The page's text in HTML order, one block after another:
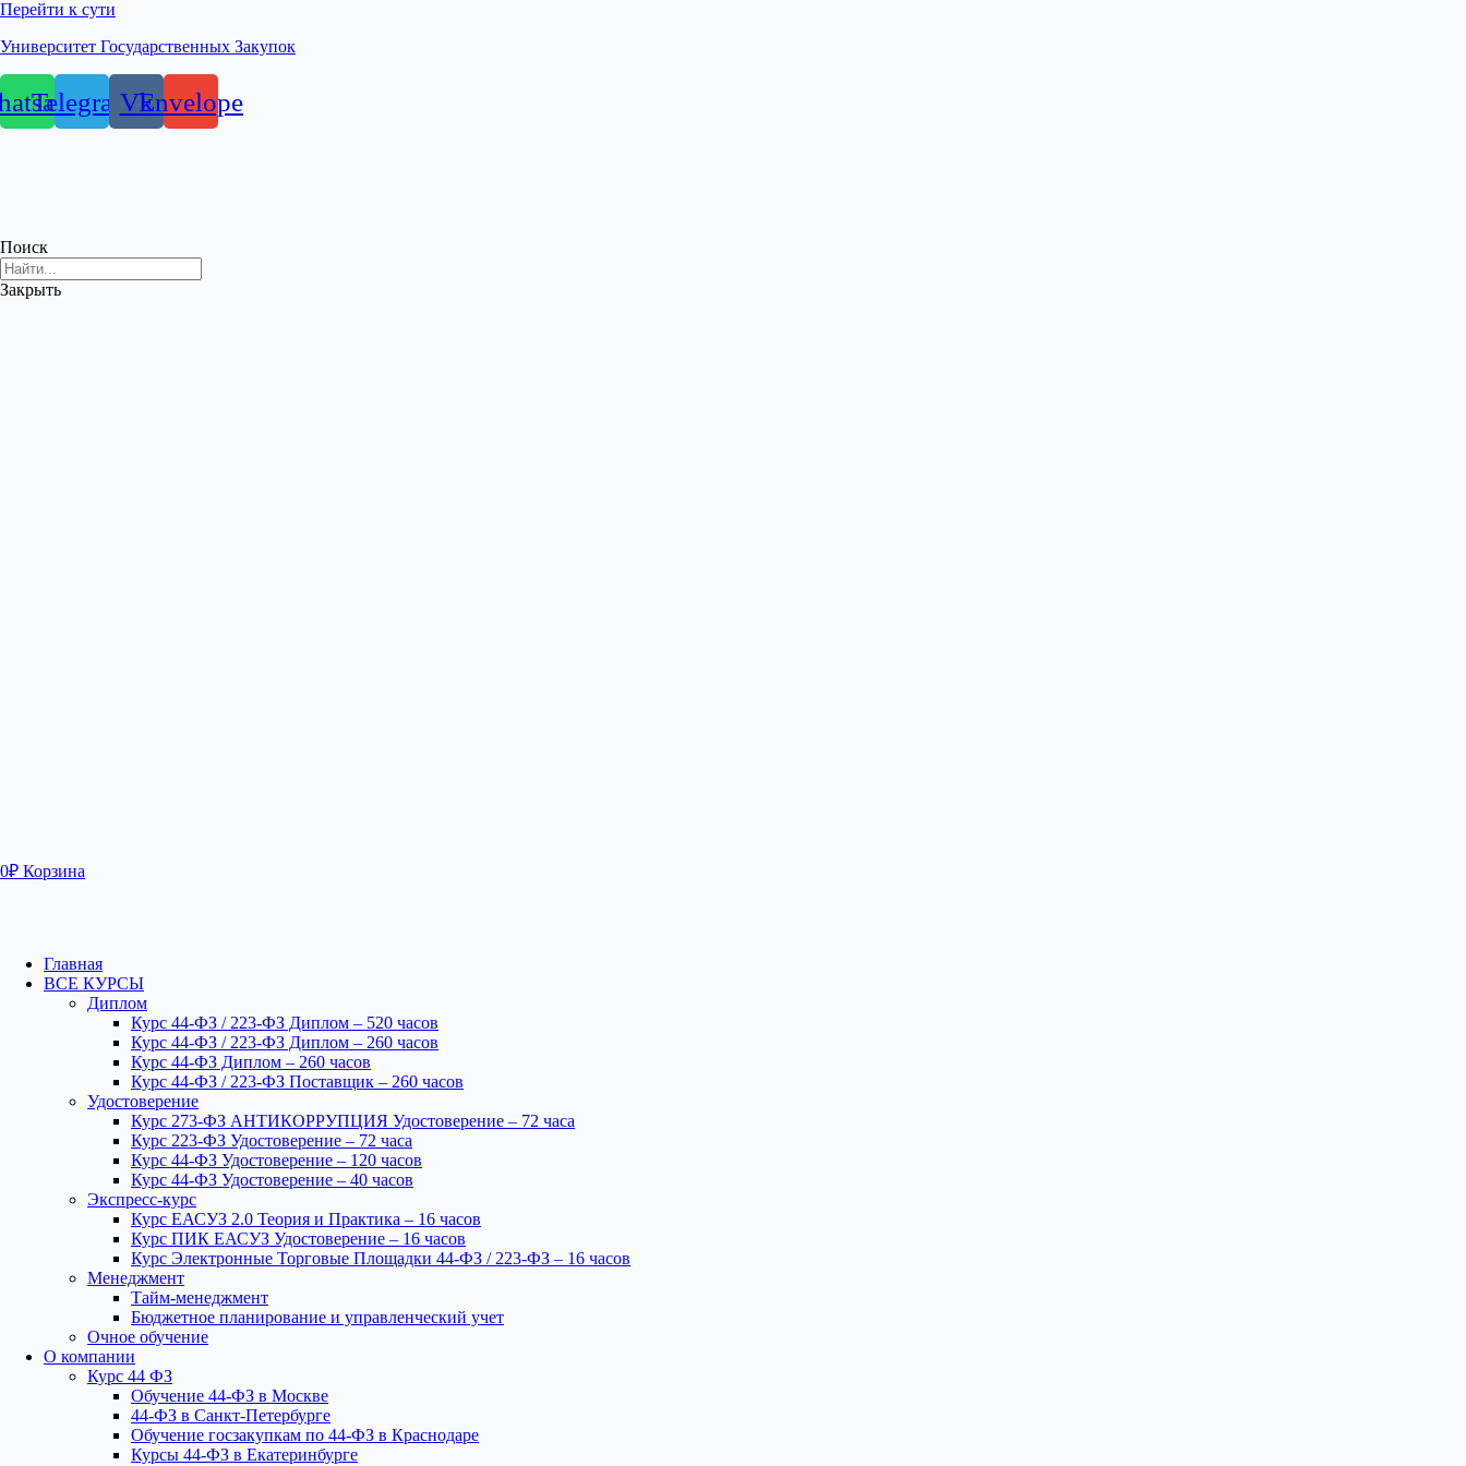
Перейти к сути
Университет Государственных Закупок
TelegramVkEnvelope
Поиск
Закрыть
0₽ Корзина
Главная
ВСЕ КУРСЫ
Диплом
Курс 44-ФЗ / 223-ФЗ Диплом – 520 часов
Курс 44-ФЗ / 223-ФЗ Диплом – 260 часов
Курс 44-ФЗ Диплом – 260 часов
Курс 44-ФЗ / 223-ФЗ Поставщик – 260 часов
Удостоверение
Курс 273-ФЗ АНТИКОРРУПЦИЯ Удостоверение – 72 часа
Курс 223-ФЗ Удостоверение – 72 часа
Курс 44-ФЗ Удостоверение – 120 часов
Курс 44-ФЗ Удостоверение – 40 часов
Экспресс-курс
Курс ЕАСУЗ 2.0 Теория и Практика – 16 часов
Курс ПИК ЕАСУЗ Удостоверение – 16 часов
Курс Электронные Торговые Площадки 44-ФЗ / 223-ФЗ – 16 часов
Менеджмент
Тайм-менеджмент
Бюджетное планирование и управленческий учет
Очное обучение
О компании
Курс 44 ФЗ
Обучение 44-ФЗ в Москве
44-ФЗ в Санкт-Петербурге
Обучение госзакупкам по 44-ФЗ в Краснодаре
Курсы 44-ФЗ в Екатеринбурге